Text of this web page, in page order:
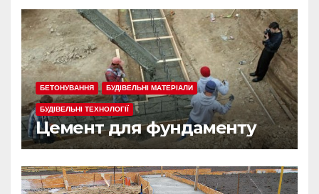
БЕТОНУВАННЯ БУДІВЕЛЬНІ МАТЕРІАЛИ
БУДІВЕЛЬНІ ТЕХНОЛОГІЇ
Цемент для фундаменту